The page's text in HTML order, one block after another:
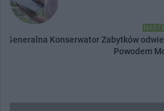
Generalna Konserwator Zabytków
Powodem